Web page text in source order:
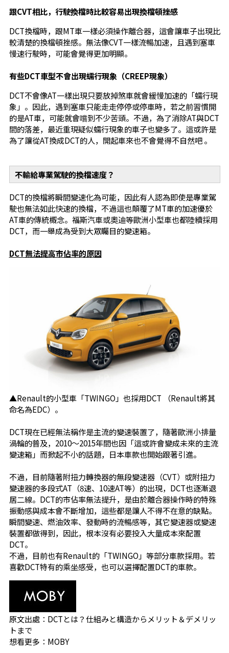
跟CVT相比，行駛換檔時比較容易出現換檔頓挫感
DCT換檔時，跟MT車一樣必須操作離合器，這會讓車子出現比
較清楚的換檔頓挫感。無法像CVT一樣流暢加速，且遇到塞車
慢速行駛時，可能會覺得更加明顯。
有些DCT車型不會出現蠕行現象（CREEP現象）
DCT不會像AT一樣出現只要放掉煞車就會緩慢加速的「蠕行現
象」。因此，遇到塞車只能走走停停或停車時，若之前習慣開
的是AT車，可能就會嚐到不少苦頭。不過，為了消除AT與DCT
間的落差，最近重現疑似蠕行現象的車子也變多了。這或許是
為了讓從AT換成DCT的人，開起車來也不會覺得不自然吧 。
不輸給專業駕駛的換檔速度？
DCT的換檔將瞬間變速化為可能，因此有人認為即使是專業駕
駛也無法如此快速的換檔，不過這也顛覆了MT車的加速優於
AT車的傳統概念。福斯汽車或奧迪等歐洲小型車也都陸續採用
DCT，而一舉成為受到大眾矚目的變速箱。
DCT無法提高市佔率的原因
▲Renault的小型車「TWINGO」也採用DCT （Renault將其
命名為EDC）。
DCT現在已經無法稱作是主流的變速裝置了，隨著歐洲小排量
渦輪的普及，2010～2015年間也因「這或許會變成未來的主流
變速箱」而掀起不小的話題，日本車款也開始跟著引進。
不過，目前隨著附扭力轉換器的無段變速器（CVT）或附扭力
變速器的多段式AT（8速、10速AT等）的出現，DCT也逐漸退
居二線。DCT的市佔率無法提升，是由於離合器操作時的特殊
振動感與成本會不斷增加，這些都是讓人不得不在意的缺點。
瞬間變速、燃油效率、發動時的流暢感等，其它變速器或變速
裝置都做得到，因此，根本沒有必要投入大量成本來配置
DCT。
不過，目前也有Renault的「TWINGO」等部分車款採用。若
喜歡DCT特有的乘坐感受，也可以選擇配置DCT的車款。
原文出處： DCTとは？仕組みと構造からメリット＆デメリッ
トまで
想看更多： MOBY